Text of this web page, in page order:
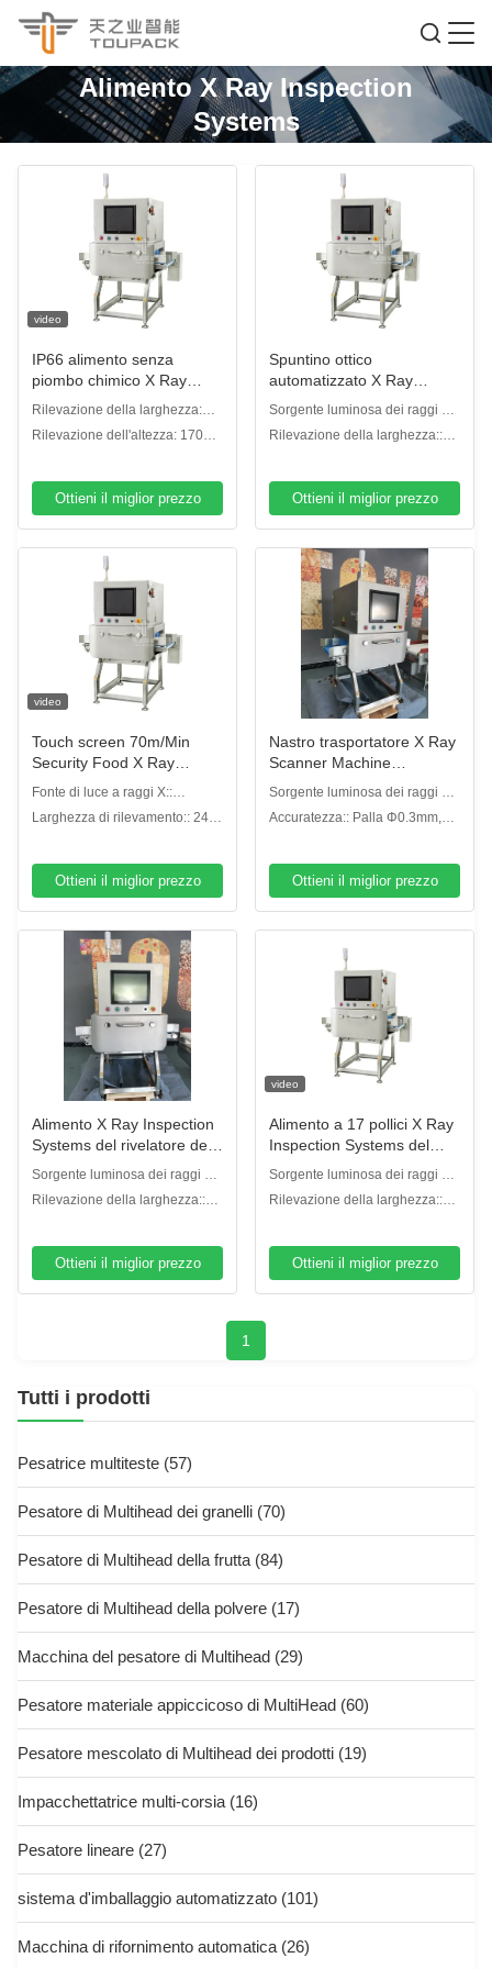
Alimento X Ray Inspection
Systems
video
IP66 alimento senza
piombo chimico X Ray
Inspection Systems
Rilevazione della larghezza:
240 mm
Rilevazione dell'altezza: 170
Ottieni il miglior prezzo
Spuntino ottico
automatizzato X Ray
Inspection Systems
Sorgente luminosa dei raggi x::
150W/100KV
Rilevazione della larghezza::
Ottieni il miglior prezzo
video
Touch screen 70m/Min
Security Food X Ray
Inspection Systems
Fonte di luce a raggi X::
150W/100KV
Larghezza di rilevamento:: 240
Ottieni il miglior prezzo
Nastro trasportatore X Ray
Scanner Machine
dell'alimento SUS304
Sorgente luminosa dei raggi x::
150W/100KV
Accuratezza:: Palla Φ0.3mm,
Ottieni il miglior prezzo
Alimento X Ray Inspection
Systems del rivelatore dei
corpi estranei di Digital
Sorgente luminosa dei raggi x::
150W/100KV
Rilevazione della larghezza::
Ottieni il miglior prezzo
video
Alimento a 17 pollici X Ray
Inspection Systems del
touch screen 150W
Sorgente luminosa dei raggi x::
150W/100KV
Rilevazione della larghezza::
Ottieni il miglior prezzo
1
Tutti i prodotti
Pesatrice multiteste (57)
Pesatore di Multihead dei granelli (70)
Pesatore di Multihead della frutta (84)
Pesatore di Multihead della polvere (17)
Macchina del pesatore di Multihead (29)
Pesatore materiale appiccicoso di MultiHead (60)
Pesatore mescolato di Multihead dei prodotti (19)
Impacchettatrice multi-corsia (16)
Pesatore lineare (27)
sistema d'imballaggio automatizzato (101)
Macchina di rifornimento automatica (26)